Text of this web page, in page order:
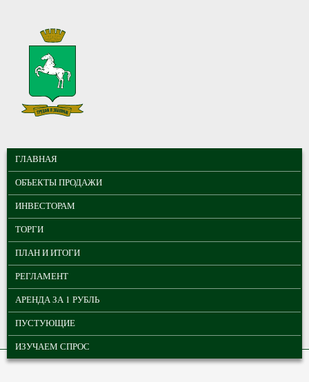
МУНИЦИПАЛЬНЫЕ
ТОРГИ ГОРОДА
ТОМСКА
ГЛАВНОЕ МЕНЮ
ГЛАВНАЯ
ОБЪЕКТЫ ПРОДАЖИ
ИНВЕСТОРАМ
ТОРГИ
ПЛАН И ИТОГИ
РЕГЛАМЕНТ
АРЕНДА ЗА 1 РУБЛЬ
ПУСТУЮЩИЕ
ИЗУЧАЕМ СПРОС